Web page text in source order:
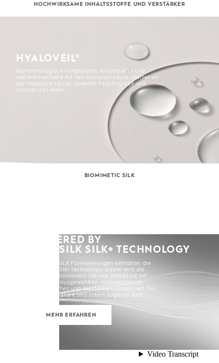
HOCHWIRKSAME ​INHALTSSTOFFE ​UND ​VERSTÄRKER
HYALOVEIL®
Biotechnologisch hergestellte, modifizierte und
weiterentwickelte Art der Hyaluron-säure. Haftet an
der Haaroberfläche, Spendet Feuchtig-keit und
schützt das Haar.
BIOMIMETIC SILK
POWERED BY
KERASILK SILK+ TECHNOLOGY
Alle KERASILK Formulierungen enthalten die
KERASILK Silk+ Technology. Dabei wird die
exklusive Biomimetic Silk von KERASILK mit
sorgfältig ausgewählten, hochwirksamen
Inhaltsstoffen und Verstärkern kombiniert. Für
Haare, die stark und schön zugleich sind.
MEHR ERFAHREN